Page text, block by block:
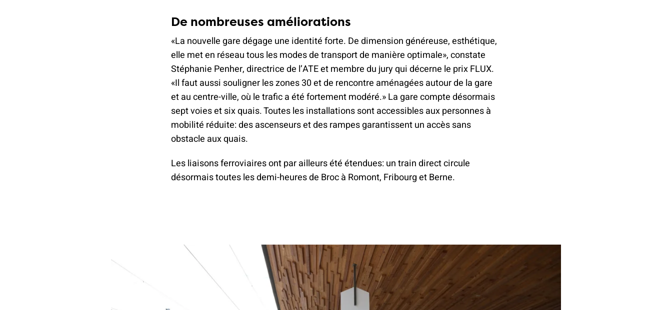
De nombreuses améliorations
«La nouvelle gare dégage une identité forte. De dimension généreuse, esthétique,
elle met en réseau tous les modes de transport de manière optimale», constate
Stéphanie Penher, directrice de l’ATE et membre du jury qui décerne le prix FLUX.
«Il faut aussi souligner les zones 30 et de rencontre aménagées autour de la gare
et au centre-ville, où le trafic a été fortement modéré.» La gare compte désormais
sept voies et six quais. Toutes les installations sont accessibles aux personnes à
mobilité réduite: des ascenseurs et des rampes garantissent un accès sans
obstacle aux quais.
Les liaisons ferroviaires ont par ailleurs été étendues: un train direct circule
désormais toutes les demi-heures de Broc à Romont, Fribourg et Berne.